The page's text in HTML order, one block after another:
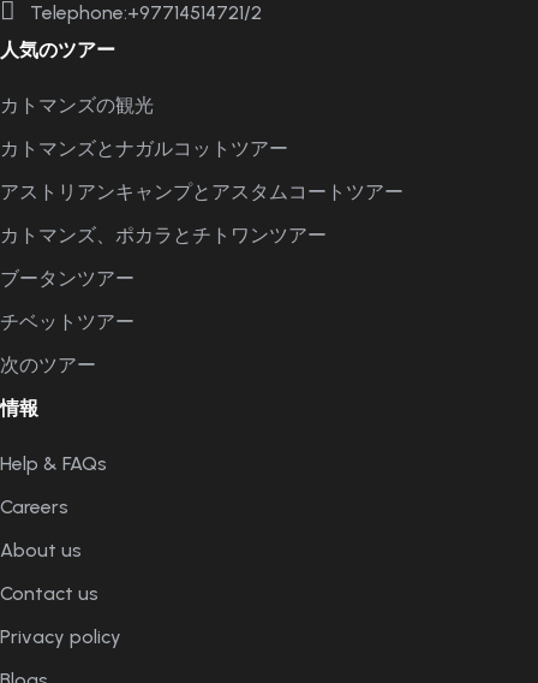
Telephone:+97714514721/2
人気のツアー
カトマンズの観光
カトマンズとナガルコットツアー
アストリアンキャンプとアスタムコートツアー
カトマンズ、ポカラとチトワンツアー
ブータンツアー
チベットツアー
次のツアー
情報
Help & FAQs
Careers
About us
Contact us
Privacy policy